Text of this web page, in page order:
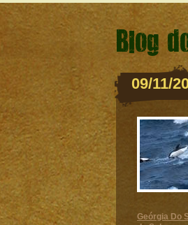
Blog
09/11/
Geórgia Do